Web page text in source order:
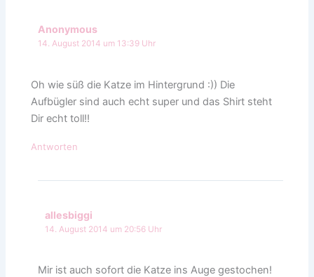
Anonymous
14. August 2014 um 13:39 Uhr
Oh wie süß die Katze im Hintergrund :)) Die
Aufbügler sind auch echt super und das Shirt steht
Dir echt toll!!
Antworten
allesbiggi
14. August 2014 um 20:56 Uhr
Mir ist auch sofort die Katze ins Auge gestochen!